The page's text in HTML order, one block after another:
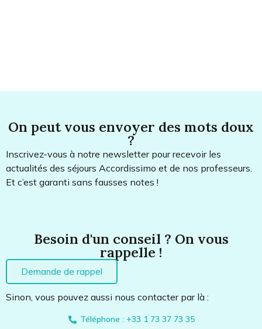
On peut vous envoyer des mots doux
?
Inscrivez-vous à notre newsletter pour recevoir les
actualités des séjours Accordissimo et de nos professeurs.
Et c’est garanti sans fausses notes !
Besoin d'un conseil ? On vous
rappelle !
Demande de rappel
Sinon, vous pouvez aussi nous contacter par là :
Téléphone : +33 1 73 37 73 35